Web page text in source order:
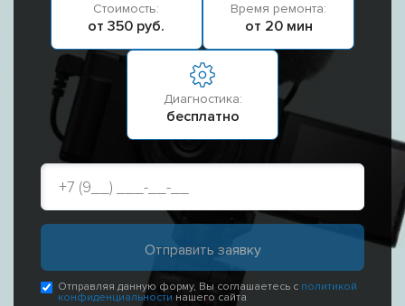
Стоимость:
от 350 руб.
Время ремонта:
от 20 мин
Диагностика:
бесплатно
Отправляя данную форму, Вы соглашаетесь с политикой
конфиденциальности нашего сайта